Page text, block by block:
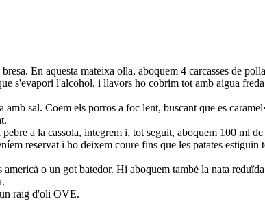
En aquesta mateixa olla, aboquem 4 carcasses de
s'evapori l'alcohol, i llavors ho cobrim tot amb aigua
sal. Coem els porros a foc lent, buscant que es
a la cassola, integrem i, tot seguit, aboquem 100 ml
reservat i ho deixem coure fins que les patates estiguin
o un got batedor. Hi aboquem també la nata
raig d'oli OVE.